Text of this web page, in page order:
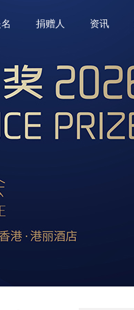
捐赠人 资讯